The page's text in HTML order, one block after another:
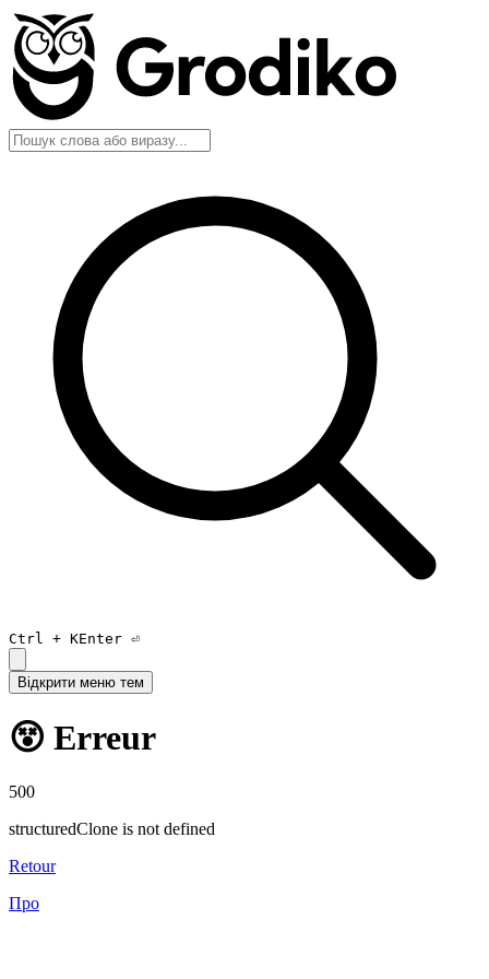
Ctrl + KEnter ⏎
Відкрити меню тем
😵 Erreur
500
structuredClone is not defined
Retour
Про